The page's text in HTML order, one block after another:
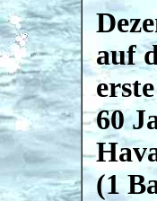
auf
60
(1